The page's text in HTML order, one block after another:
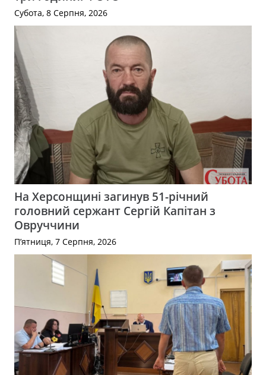
Субота, 8 Серпня, 2026
На Херсонщині загинув 51-річний
головний сержант Сергій Капітан з
Овруччини
П’ятниця, 7 Серпня, 2026